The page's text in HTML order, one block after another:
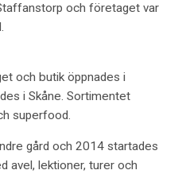
och företaget var
och butik öppnades i
i Skåne. Sortimentet
superfood.
gård och 2014 startades
avel, lektioner, turer och